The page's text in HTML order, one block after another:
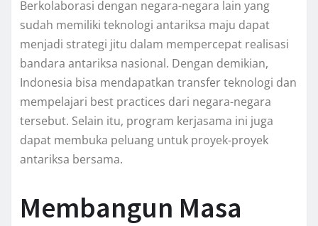
Berkolaborasi dengan negara-negara lain yang
sudah memiliki teknologi antariksa maju dapat
menjadi strategi jitu dalam mempercepat realisasi
bandara antariksa nasional. Dengan demikian,
Indonesia bisa mendapatkan transfer teknologi dan
mempelajari best practices dari negara-negara
tersebut. Selain itu, program kerjasama ini juga
dapat membuka peluang untuk proyek-proyek
antariksa bersama.
Membangun Masa